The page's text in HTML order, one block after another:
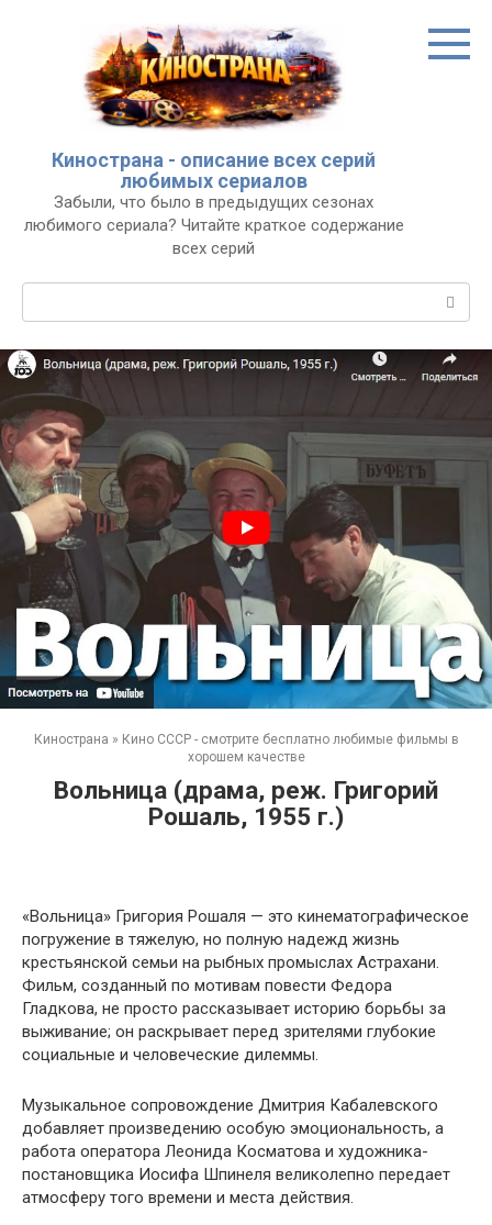
Кинострана - описание всех серий
любимых сериалов
Забыли, что было в предыдущих сезонах
любимого сериала? Читайте краткое содержание
всех серий
Кинострана » Кино СССР - смотрите бесплатно любимые фильмы в
хорошем качестве
Вольница (драма, реж. Григорий
Рошаль, 1955 г.)
«Вольница» Григория Рошаля — это кинематографическое
погружение в тяжелую, но полную надежд жизнь
крестьянской семьи на рыбных промыслах Астрахани.
Фильм, созданный по мотивам повести Федора
Гладкова, не просто рассказывает историю борьбы за
выживание; он раскрывает перед зрителями глубокие
социальные и человеческие дилеммы.
Музыкальное сопровождение Дмитрия Кабалевского
добавляет произведению особую эмоциональность, а
работа оператора Леонида Косматова и художника-
постановщика Иосифа Шпинеля великолепно передает
атмосферу того времени и места действия.